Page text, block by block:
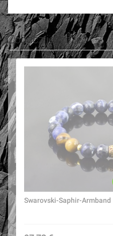
Zobacz jeszcze
Swarovski-Saphir-Armband